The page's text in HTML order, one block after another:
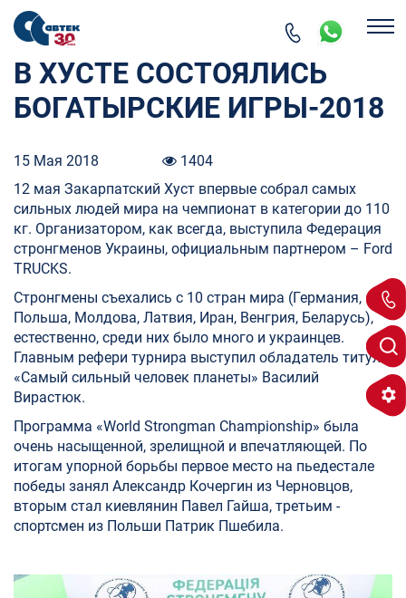
В ХУСТЕ СОСТОЯЛИСЬ
БОГАТЫРСКИЕ ИГРЫ-2018
15 Мая 2018
1404
12 мая Закарпатский Хуст впервые собрал самых
сильных людей мира на чемпионат в категории до 110
кг. Организатором, как всегда, выступила Федерация
стронгменов Украины, официальным партнером – Ford
TRUCKS.
Стронгмены съехались с 10 стран мира (Германия,
Польша, Молдова, Латвия, Иран, Венгрия, Беларусь),
естественно, среди них было много и украинцев.
Главным рефери турнира выступил обладатель титула
«Самый сильный человек планеты» Василий
Вирастюк.
Программа «World Strongman Championship» была
очень насыщенной, зрелищной и впечатляющей. По
итогам упорной борьбы первое место на пьедестале
победы занял Александр Кочергин из Черновцов,
вторым стал киевлянин Павел Гайша, третьим -
спортсмен из Польши Патрик Пшебила.